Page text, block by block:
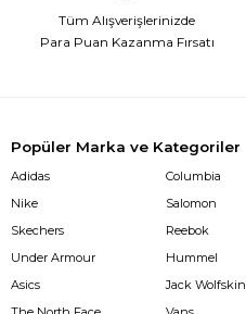
Tüm Alışverişlerinizde
Para Puan Kazanma Fırsatı
Popüler Marka ve Kategoriler
Adidas
Nike
Skechers
Under Armour
Asics
Columbia
Salomon
Reebok
Hummel
Jack Wolfskin